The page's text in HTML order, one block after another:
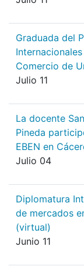
Graduada del
Comercio de
Julio 11
La docente
Pineda
EBEN en
Julio 04
Diplomatura
de mercados
(virtual)
Junio 11